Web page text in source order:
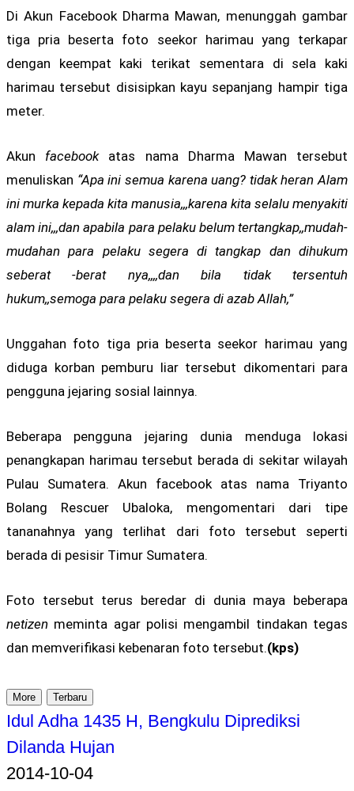
Di Akun Facebook Dharma Mawan, menunggah gambar
tiga pria beserta foto seekor harimau yang terkapar
dengan keempat kaki terikat sementara di sela kaki
harimau tersebut disisipkan kayu sepanjang hampir tiga
meter.
Akun facebookatas nama Dharma Mawan tersebut
menuliskan “Apa ini semua karena uang? tidak heran Alam
ini murka kepada kita manusia,,,karena kita selalu menyakiti
alam ini,,,dan apabila para pelaku belum tertangkap,,mudah-
mudahan para pelaku segera di tangkap dan dihukum
seberat -berat nya,,,,dan bila tidak tersentuh
hukum,,semoga para pelaku segera di azab Allah,”
Unggahan foto tiga pria beserta seekor harimau yang
diduga korban pemburu liar tersebut dikomentari para
pengguna jejaring sosial lainnya.
Beberapa pengguna jejaring dunia menduga lokasi
penangkapan harimau tersebut berada di sekitar wilayah
Pulau Sumatera. Akun facebook atas nama Triyanto
Bolang Rescuer Ubaloka, mengomentari dari tipe
tananahnya yang terlihat dari foto tersebut seperti
berada di pesisir Timur Sumatera.
Foto tersebut terus beredar di dunia maya beberapa
netizen meminta agar polisi mengambil tindakan tegas
dan memverifikasi kebenaran foto tersebut.(kps)
More Terbaru
Idul Adha 1435 H, Bengkulu Diprediksi
Dilanda Hujan
2014-10-04